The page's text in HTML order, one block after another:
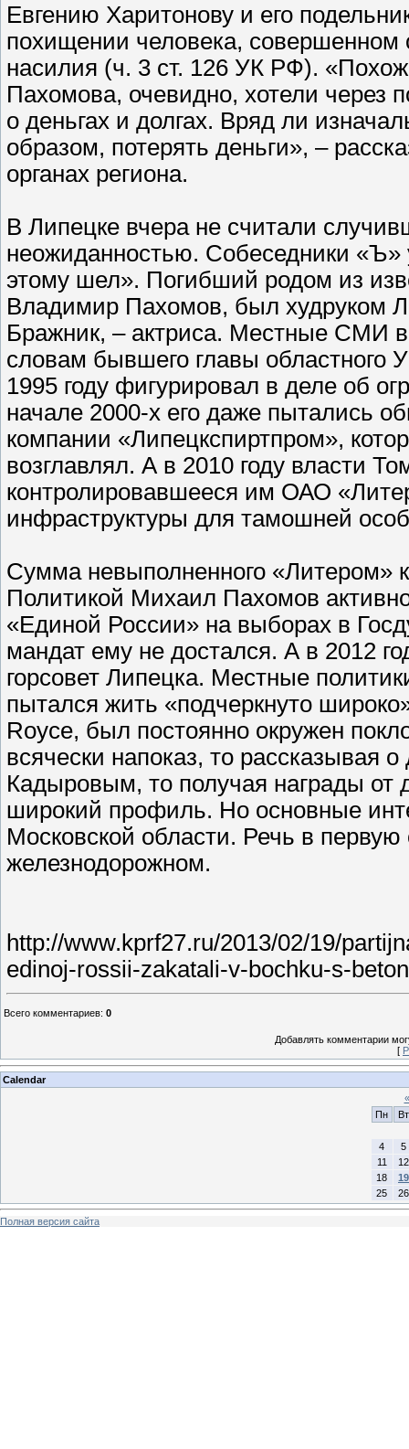
Евгению Харитонову и его
похищении человека, совершенном
насилия (ч. 3 ст. 126 УК РФ).
Пахомова, очевидно, хотели через
о деньгах и долгах. Вряд ли
образом, потерять деньги», –
органах региона.
В Липецке вчера не считали
неожиданностью. Собеседники «Ъ»
этому шел». Погибший родом из
Владимир Пахомов, был худруком
Бражник, – актриса. Местные СМИ
словам бывшего главы областного
1995 году фигурировал в деле об
начале 2000-х его даже пытались
компании «Липецкспиртпром»,
возглавлял. А в 2010 году власти
контролировавшееся им ОАО
инфраструктуры для тамошней
Сумма невыполненного «Литером»
Политикой Михаил Пахомов
«Единой России» на выборах в
мандат ему не достался. А в 2012
горсовет Липецка. Местные
пытался жить «подчеркнуто
Royce, был постоянно окружен
всячески напоказ, то рассказывая
Кадыровым, то получая награды от
широкий профиль. Но основные
Московской области. Речь в первую
железнодорожном.
http://www.kprf27.ru/2013/02/19/
edinoj-rossii-zakatali-v-bochku-s-
Всего комментариев: 0
Добавлять комментарии
[
Calendar
«
Пн
Вт
4
5
11
12
18
19
25
26
Полная версия сайта